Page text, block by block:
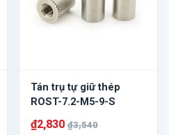
Tán trụ tự giữ thép
ROST-7.2-M5-9-S
₫2,830 ₫3,540